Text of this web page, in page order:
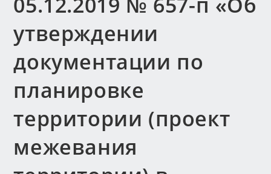
утверждении
документации по
планировке
территории (проект
межевания